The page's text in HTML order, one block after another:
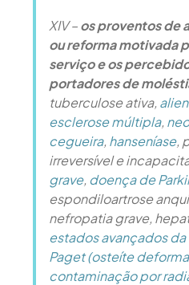
XIV –os proventos de
ou reforma motivada
serviço e os
portadores de
tuberculose ativa,
esclerose múltipla,
cegueira, hanseníase,
irreversível e
grave, doença de
espondiloartrose
nefropatia grave,
estados avançados
Paget (osteíte
contaminação por